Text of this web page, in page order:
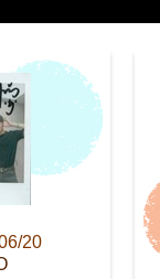
20